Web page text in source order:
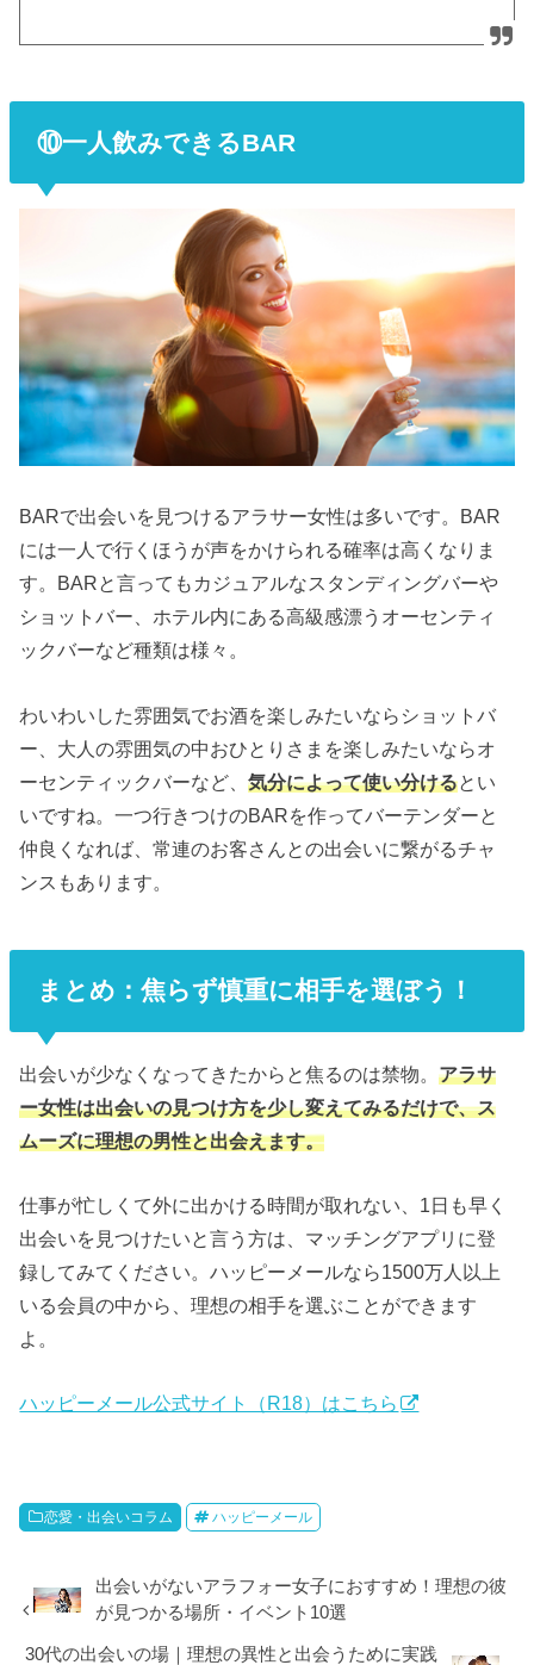
⑩一人飲みできるBAR
BARで出会いを見つけるアラサー女性は多いです。BAR
には一人で行くほうが声をかけられる確率は高くなりま
す。BARと言ってもカジュアルなスタンディングバーや
ショットバー、ホテル内にある高級感漂うオーセンティ
ックバーなど種類は様々。
わいわいした雰囲気でお酒を楽しみたいならショットバ
ー、大人の雰囲気の中おひとりさまを楽しみたいならオ
ーセンティックバーなど、気分によって使い分けるとい
いですね。一つ行きつけのBARを作ってバーテンダーと
仲良くなれば、常連のお客さんとの出会いに繋がるチャ
ンスもあります。
まとめ：焦らず慎重に相手を選ぼう！
出会いが少なくなってきたからと焦るのは禁物。アラサ
ー女性は出会いの見つけ方を少し変えてみるだけで、ス
ムーズに理想の男性と出会えます。
仕事が忙しくて外に出かける時間が取れない、1日も早く
出会いを見つけたいと言う方は、マッチングアプリに登
録してみてください。ハッピーメールなら1500万人以上
いる会員の中から、理想の相手を選ぶことができます
よ。
ハッピーメール公式サイト（R18）はこちら
恋愛・出会いコラム ハッピーメール
出会いがないアラフォー女子におすすめ！理想の彼
が見つかる場所・イベント10選
30代の出会いの場｜理想の異性と出会うために実践